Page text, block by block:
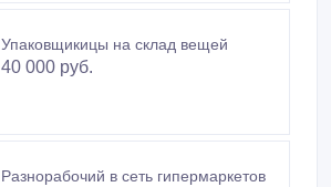
Упаковщикицы на склад вещей
40 000 руб.
Разнорабочий в сеть гипермаркетов